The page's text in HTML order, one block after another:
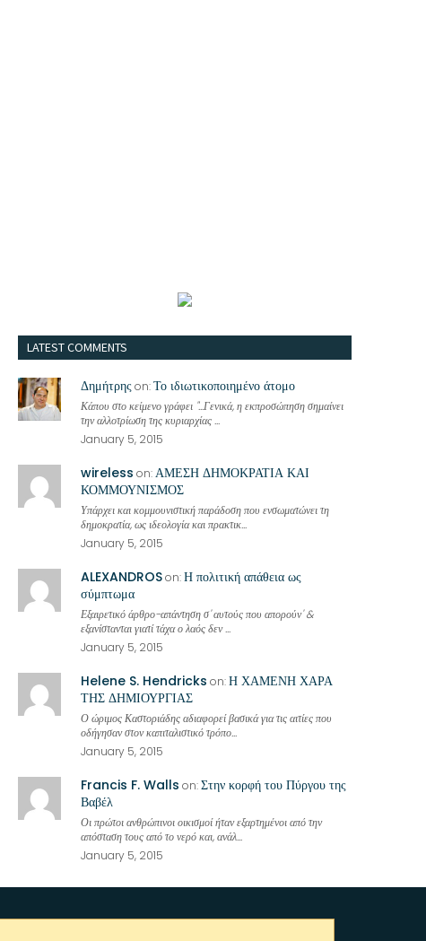
LATEST COMMENTS
Δημήτρηςon:Το ιδιωτικοποιημένο άτομο
Κάπου στο κείμενο γράφει "...Γενικά, η εκπροσώπηση σημαίνει
την αλλοτρίωση της κυριαρχίας ...
January 5, 2015
wireless on:ΑΜΕΣΗ ΔΗΜΟΚΡΑΤΙΑ ΚΑΙ
ΚΟΜΜΟΥΝΙΣΜΟΣ
Υπάρχει και κομμουνιστική παράδοση που ενσωματώνει τη
δημοκρατία, ως ιδεολογία και πρακτικ...
January 5, 2015
ALEXANDROSon:Η πολιτική απάθεια ως
σύμπτωμα
Εξαιρετικό άρθρο-απάντηση σ' αυτούς που απορούν' &
εξανίστανται γιατί τάχα ο λαός δεν ...
January 5, 2015
Helene S. Hendricks on:Η ΧΑΜΕΝΗ ΧΑΡΑ
ΤΗΣ ΔΗΜΙΟΥΡΓΙΑΣ
Ο ώριμος Καστοριάδης αδιαφορεί βασικά για τις αιτίες που
οδήγησαν στον καπιταλιστικό τρόπο...
January 5, 2015
Francis F. Walls on:Στην κορφή του Πύργου της
Βαβέλ
Οι πρώτοι ανθρώπινοι οικισμοί ήταν εξαρτημένοι από την
απόσταση τους από το νερό και, ανάλ...
January 5, 2015